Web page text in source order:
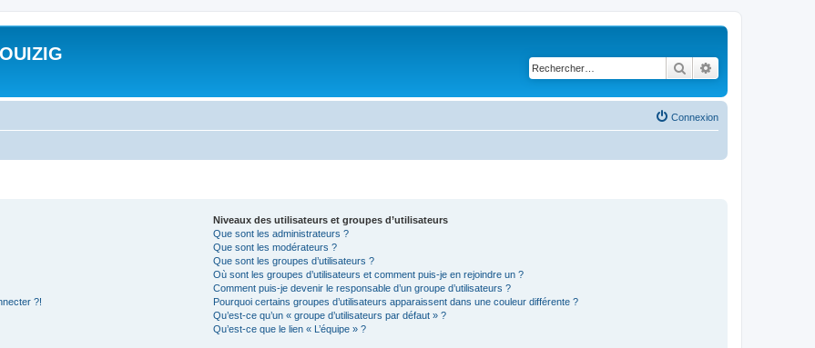
Rechercher
Connexion
?!
Niveaux des utilisateurs et groupes d’utilisateurs
Que sont les administrateurs ?
Que sont les modérateurs ?
Que sont les groupes d’utilisateurs ?
Où sont les groupes d’utilisateurs et comment puis-je en rejoindre un ?
Comment puis-je devenir le responsable d’un groupe d’utilisateurs ?
Pourquoi certains groupes d’utilisateurs apparaissent dans une couleur différente ?
Qu’est-ce qu’un « groupe d’utilisateurs par défaut » ?
Qu’est-ce que le lien « L’équipe » ?